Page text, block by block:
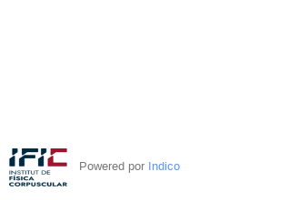
Powered por Indico